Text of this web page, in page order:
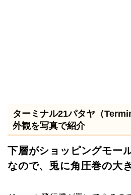
ターミナル21パタヤ（
外観を写真で紹介
下層がショッピングモー
なので、兎に角圧巻の大